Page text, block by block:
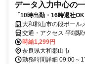
データ入力中心の
「10時出勤・16時退社
大和郡山市の段ボール
交通・アクセス 平端駅
時給1,299円
奈良県大和郡山市
勤務時間詳細 09:00～